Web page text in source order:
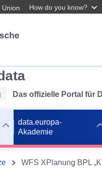
How do you know?
Das offizielle Portal für
data.europa-
Akademie
WFS XPlanung BPL